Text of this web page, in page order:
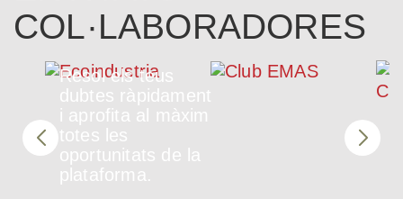
COL·LABORADORES
Resol els teus
dubtes ràpidament
i aprofita al màxim
totes les
oportunitats de la
plataforma.